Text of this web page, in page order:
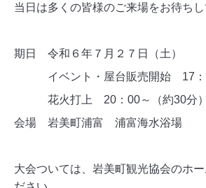
当日は多くの皆様のご来場をお待ちし
期日 令和６年７月２７日（土）
イベント・屋台販売開始 17：
花火打上 20：00～（約30分）
会場 岩美町浦富 浦富海水浴場
大会ついては、岩美町観光協会のホー